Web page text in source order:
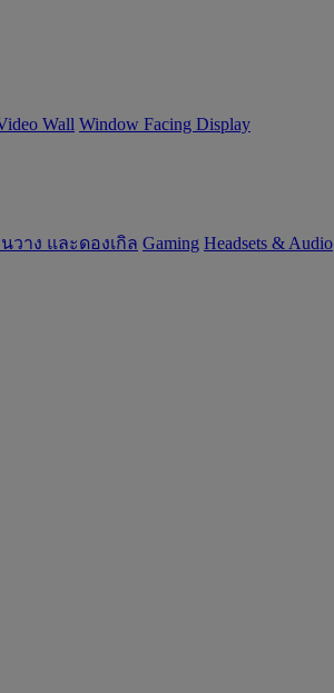
Wall Window Facing Display
วาง และดองเกิล Gaming ‌Headsets & Audio